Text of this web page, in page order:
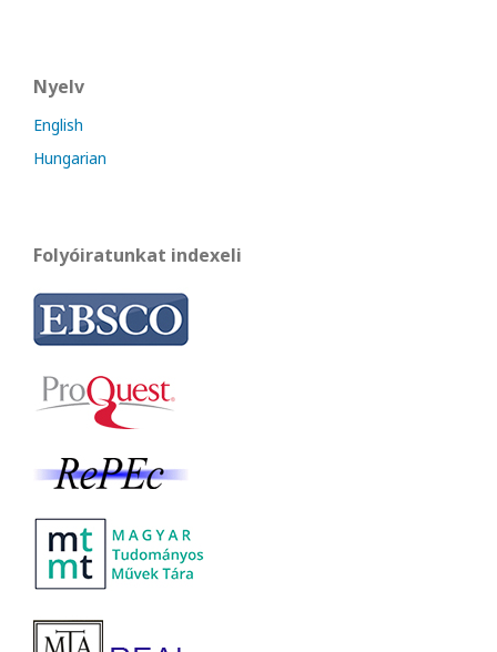
Nyelv
English
Hungarian
Folyóiratunkat indexeli